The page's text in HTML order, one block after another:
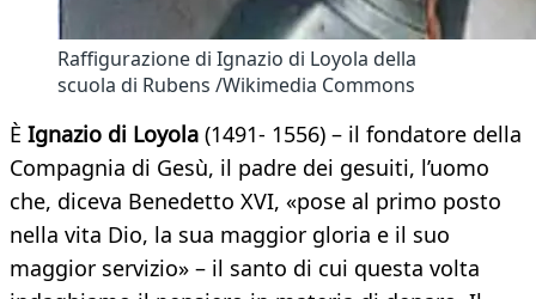
Raffigurazione di Ignazio di Loyola della
scuola di Rubens /Wikimedia Commons
È Ignazio di Loyola (1491- 1556) – il fondatore della
Compagnia di Gesù, il padre dei gesuiti, l’uomo
che, diceva Benedetto XVI, «pose al primo posto
nella vita Dio, la sua maggior gloria e il suo
maggior servizio» – il santo di cui questa volta